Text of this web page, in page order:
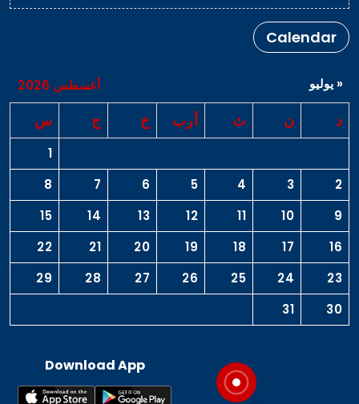
Calendar
أغسطس 2026
د ن ث أرب خ ج س
1
2
3
4
5
6
7
8
9
10
11
12
13
14
15
16
17
18
19
20
21
22
23
24
25
26
27
28
29
30
31
« يوليو
Download App